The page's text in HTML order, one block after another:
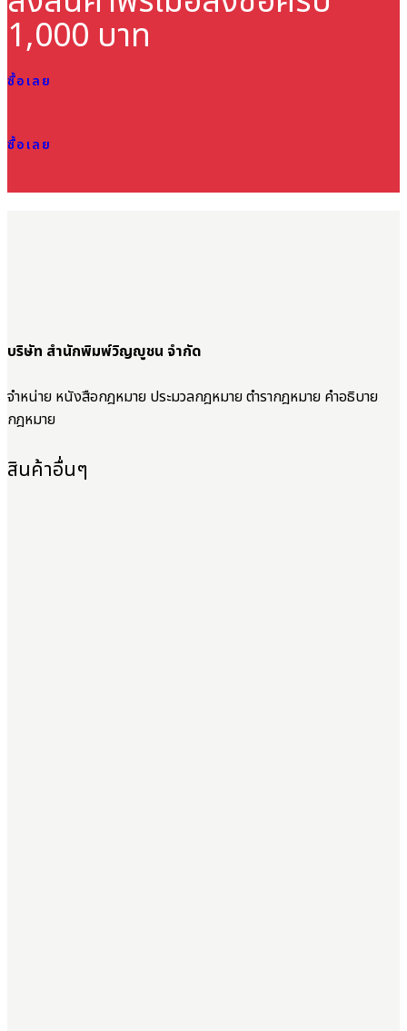
1,000 บาท
ซื้อเลย
ซื้อเลย
บริษัท สำนักพิมพ์วิญญูชน จำกัด
จำหน่าย หนังสือกฎหมาย ประมวลกฎหมาย ตำรากฎหมาย คำอธิบาย
กฎหมาย
สินค้าอื่นๆ